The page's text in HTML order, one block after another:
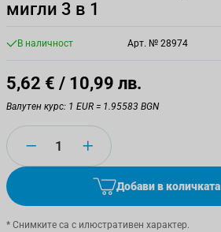
мигли 3 в 1
В наличност Арт. № 28974
5,62 € / 10,99 лв.
Валутен курс: 1 EUR = 1.95583 BGN
Количество
Добави в количката
* Снимките са с илюстративен характер.